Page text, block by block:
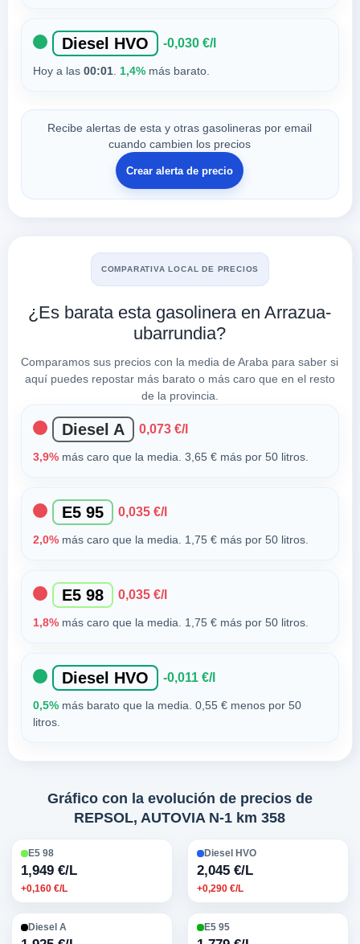
Diesel HVO -0,030 €/l
Hoy a las 00:01. 1,4%más barato.
Recibe alertas de esta y otras gasolineras por email
cuando cambien los precios
Crear alerta de precio
COMPARATIVA LOCAL DE PRECIOS
¿Es barata esta gasolinera en Arrazua-
ubarrundia?
Comparamos sus precios con la media de Araba para saber si
aquí puedes repostar más barato o más caro que en el resto
de la provincia.
Diesel A 0,073 €/l
3,9%más caro que la media. 3,65 € más por 50 litros.
E5 95 0,035 €/l
2,0%más caro que la media. 1,75 € más por 50 litros.
E5 98 0,035 €/l
1,8%más caro que la media. 1,75 € más por 50 litros.
Diesel HVO -0,011 €/l
0,5%más barato que la media. 0,55 € menos por 50
litros.
Gráfico con la evolución de precios de
REPSOL, AUTOVIA N-1 km 358
E5 98
1,949 €/L
+0,160 €/L
Diesel HVO
2,045 €/L
+0,290 €/L
Diesel A E5 95